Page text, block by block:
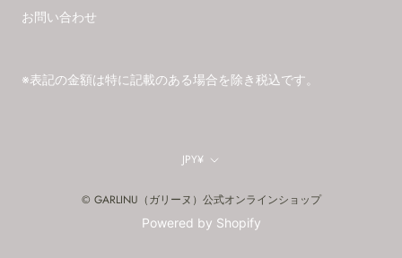
お問い合わせ
※表記の金額は特に記載のある場合を除き税込です。
通
JPY¥
© GARLINU（ガリーヌ）公式オンラインショップ
Powered by Shopify